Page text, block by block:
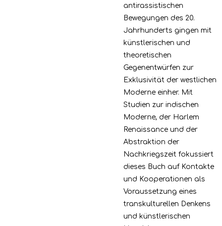
antirassistischen
Bewegungen des 20.
Jahrhunderts gingen mit
künstlerischen und
theoretischen
Gegenentwürfen zur
Exklusivität der westlichen
Moderne einher. Mit
Studien zur indischen
Moderne, der Harlem
Renaissance und der
Abstraktion der
Nachkriegszeit fokussiert
dieses Buch auf Kontakte
und Kooperationen als
Voraussetzung eines
transkulturellen Denkens
und künstlerischen